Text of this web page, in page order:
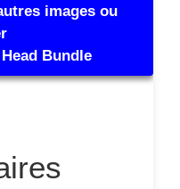
images ou
Bundle